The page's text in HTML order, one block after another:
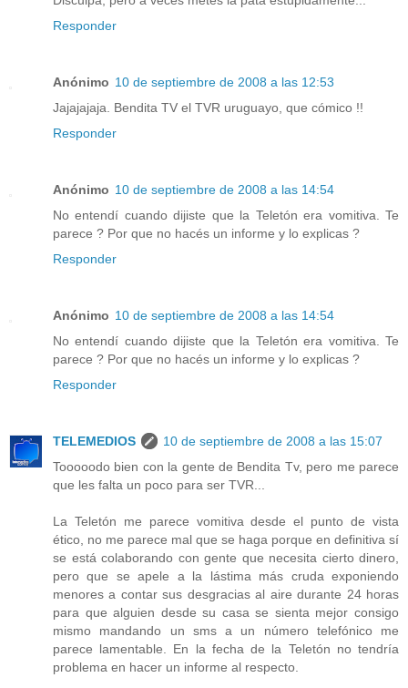
Responder
Anónimo 10 de septiembre de 2008 a las 12:53
Jajajajaja. Bendita TV el TVR uruguayo, que cómico !!
Responder
Anónimo 10 de septiembre de 2008 a las 14:54
No entendí cuando dijiste que la Teletón era vomitiva. Te
parece ? Por que no hacés un informe y lo explicas ?
Responder
Anónimo 10 de septiembre de 2008 a las 14:54
No entendí cuando dijiste que la Teletón era vomitiva. Te
parece ? Por que no hacés un informe y lo explicas ?
Responder
TELEMEDIOS
10 de septiembre de 2008 a las 15:07
Tooooodo bien con la gente de Bendita Tv, pero me parece
que les falta un poco para ser TVR...
La Teletón me parece vomitiva desde el punto de vista
ético, no me parece mal que se haga porque en definitiva sí
se está colaborando con gente que necesita cierto dinero,
pero que se apele a la lástima más cruda exponiendo
menores a contar sus desgracias al aire durante 24 horas
para que alguien desde su casa se sienta mejor consigo
mismo mandando un sms a un número telefónico me
parece lamentable. En la fecha de la Teletón no tendría
problema en hacer un informe al respecto.